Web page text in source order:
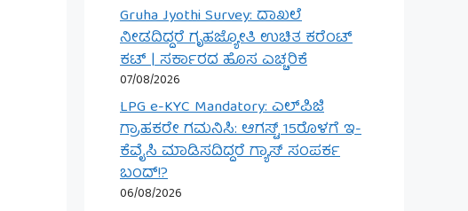
Gruha Jyothi Survey: ದಾಖಲೆ
ನೀಡದಿದ್ದರೆ ಗೃಹಜ್ಯೋತಿ ಉಚಿತ ಕರೆಂಟ್
ಕಟ್ | ಸರ್ಕಾರದ ಹೊಸ ಎಚ್ಚರಿಕೆ
07/08/2026
LPG e-KYC Mandatory: ಎಲ್‌ಪಿಜಿ
ಗ್ರಾಹಕರೇ ಗಮನಿಸಿ: ಆಗಸ್ಟ್ 15ರೊಳಗೆ ಇ-
ಕೆವೈಸಿ ಮಾಡಿಸದಿದ್ದರೆ ಗ್ಯಾಸ್ ಸಂಪರ್ಕ
ಬಂದ್!?
06/08/2026